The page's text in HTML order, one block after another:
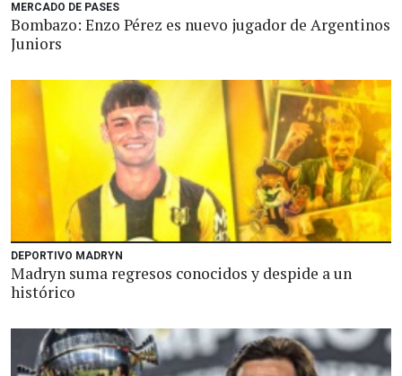
MERCADO DE PASES
Bombazo: Enzo Pérez es nuevo jugador de Argentinos
Juniors
DEPORTIVO MADRYN
Madryn suma regresos conocidos y despide a un
histórico